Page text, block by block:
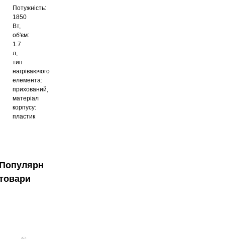
Потужність:
1850
Вт,
об'єм:
1.7
л,
тип
нагріваючого
елемента:
прихований,
матеріал
корпусу:
пластик